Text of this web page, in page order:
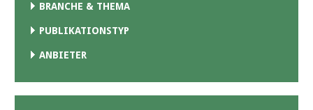
BRANCHE & THEMA
PUBLIKATIONSTYP
ANBIETER